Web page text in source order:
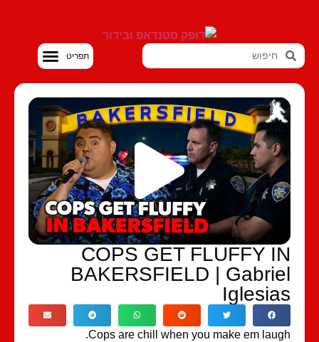
COPS GET FLUFFY
BAKERSFIELD |
Cops are chill when you make em